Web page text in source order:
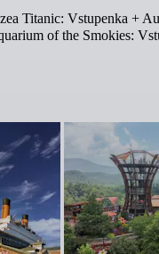
Titanic: Vstupenka +
of the Smokies: